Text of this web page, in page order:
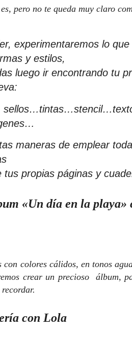
pero no te queda muy claro
experimentaremos lo
y estilos,
luego ir encontrando tu
maneras de emplear
tus propias páginas y
«Un día en la playa»
con colores cálidos, en tonos
crear un precioso álbum,
con Lola